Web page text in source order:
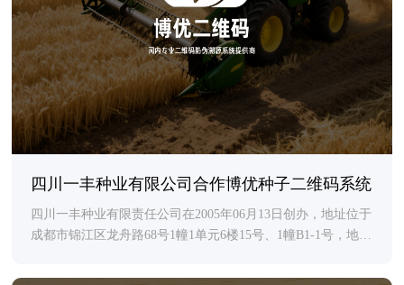
四川一丰种业有限公司合作博优种子二维码系统
四川一丰种业有限责任公司在2005年06月13日创办，地址位于
成都市锦江区龙舟路68号1幢1单元6楼15号、1幢B1-1号，地理
子。。等